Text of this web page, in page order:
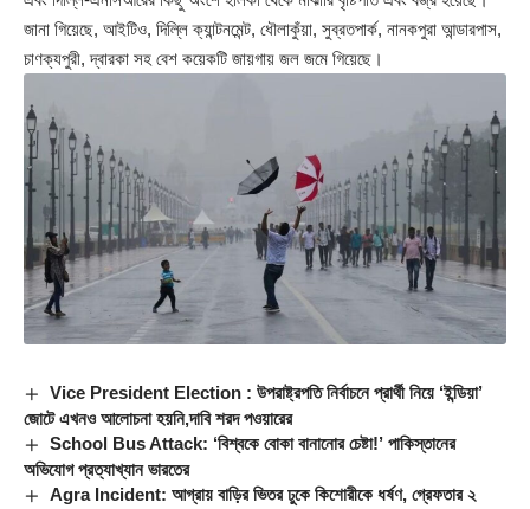
জানা গিয়েছে, আইটিও, দিল্লি ক্যান্টনমেন্ট, ধৌলাকুঁয়া, সুব্রতপার্ক, নানকপুরা আন্ডারপাস,
চাণক্যপুরী, দ্বারকা সহ বেশ কয়েকটি জায়গায় জল জমে গিয়েছে।
Vice President Election : উপরাষ্ট্রপতি নির্বাচনে প্রার্থী নিয়ে ‘ইন্ডিয়া’
জোটে এখনও আলোচনা হয়নি,দাবি শরদ পওয়ারের
School Bus Attack: ‘বিশ্বকে বোকা বানানোর চেষ্টা!’ পাকিস্তানের
অভিযোগ প্রত্যাখ্যান ভারতের
Agra Incident: আগ্রায় বাড়ির ভিতর ঢুকে কিশোরীকে ধর্ষণ, গ্রেফতার ২